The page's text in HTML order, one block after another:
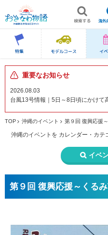
重要なお知らせ
2026.08.03
台風13号情報｜5日～8日頃にかけて
TOP 沖縄のイベント 第９回 復興応援
沖縄のイベントを カレンダー・カテ
イベ
第９回 復興応援～くる